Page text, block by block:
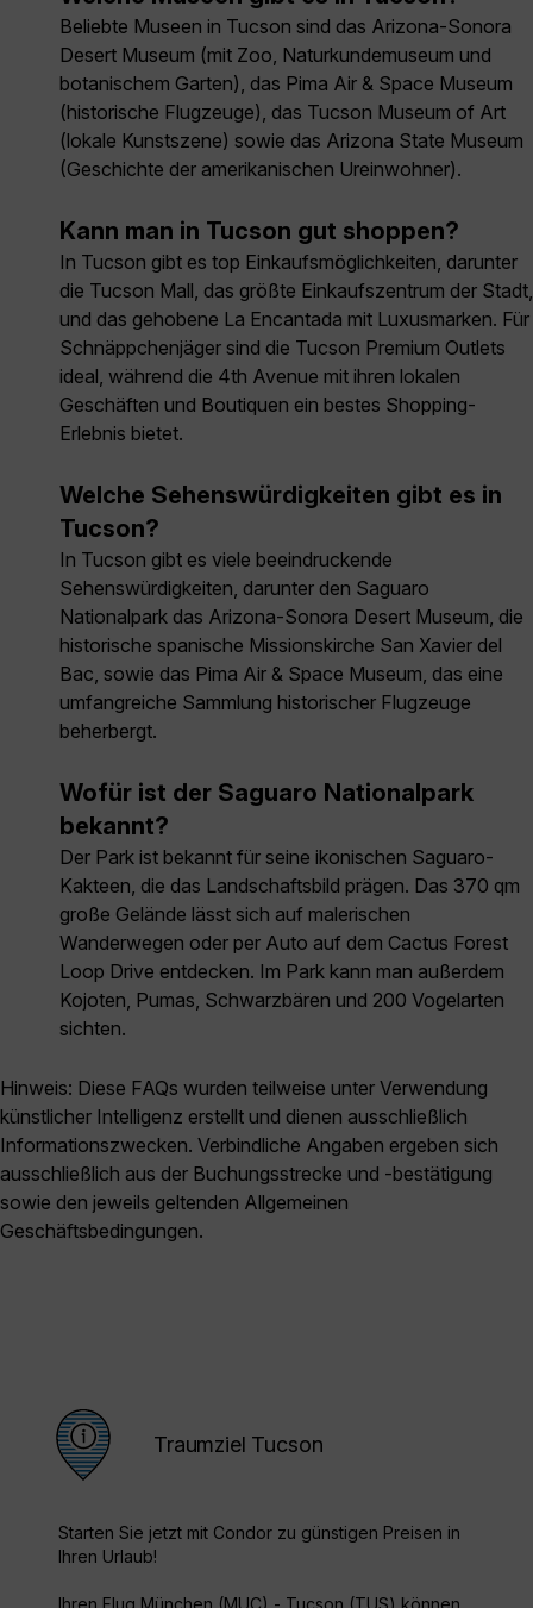
Beliebte Museen in Tucson sind das Arizona-Sonora
Desert Museum (mit Zoo, Naturkundemuseum und
botanischem Garten), das Pima Air & Space Museum
(historische Flugzeuge), das Tucson Museum of Art
(lokale Kunstszene) sowie das Arizona State Museum
(Geschichte der amerikanischen Ureinwohner).
Kann man in Tucson gut shoppen?
In Tucson gibt es top Einkaufsmöglichkeiten, darunter
die Tucson Mall, das größte Einkaufszentrum der Stadt,
und das gehobene La Encantada mit Luxusmarken. Für
Schnäppchenjäger sind die Tucson Premium Outlets
ideal, während die 4th Avenue mit ihren lokalen
Geschäften und Boutiquen ein bestes Shopping-
Erlebnis bietet.
Welche Sehenswürdigkeiten gibt es in
Tucson?
In Tucson gibt es viele beeindruckende
Sehenswürdigkeiten, darunter den Saguaro
Nationalpark das Arizona-Sonora Desert Museum, die
historische spanische Missionskirche San Xavier del
Bac, sowie das Pima Air & Space Museum, das eine
umfangreiche Sammlung historischer Flugzeuge
beherbergt.
Wofür ist der Saguaro Nationalpark
bekannt?
Der Park ist bekannt für seine ikonischen Saguaro-
Kakteen, die das Landschaftsbild prägen. Das 370 qm
große Gelände lässt sich auf malerischen
Wanderwegen oder per Auto auf dem Cactus Forest
Loop Drive entdecken. Im Park kann man außerdem
Kojoten, Pumas, Schwarzbären und 200 Vogelarten
sichten.
Hinweis: Diese FAQs wurden teilweise unter Verwendung
künstlicher Intelligenz erstellt und dienen ausschließlich
Informationszwecken. Verbindliche Angaben ergeben sich
ausschließlich aus der Buchungsstrecke und -bestätigung
sowie den jeweils geltenden Allgemeinen
Geschäftsbedingungen.
Traumziel Tucson
Starten Sie jetzt mit Condor zu günstigen Preisen in
Ihren Urlaub!